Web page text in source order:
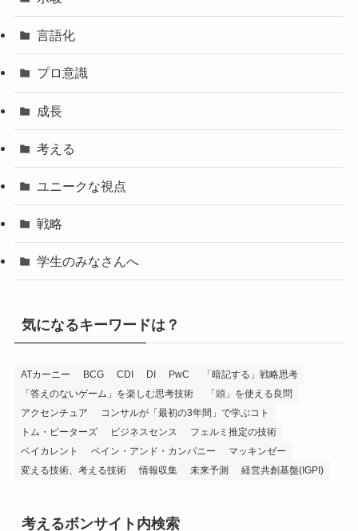
言語化
プロ意識
成長
考える
ユニークな視点
戦略
学生のみなさんへ
気になるキーワードは？
ATカーニー BCG CDI DI PwC
「暗記する」戦略思考
「答えのないゲーム」を楽しむ思考技術
「頭」を使える良問
アクセンチュア
コンサルが「最初の3年間」で学ぶコト
トム・ピーターズ
ビジネスセンス
フェルミ推定の技術
ベイカレント
ベイン・アンド・カンパニー
マッキンゼー
変える技術、考える技術
情報収集 未来予測 経営共創基盤(IGPI)
考えるボンサイト内検索